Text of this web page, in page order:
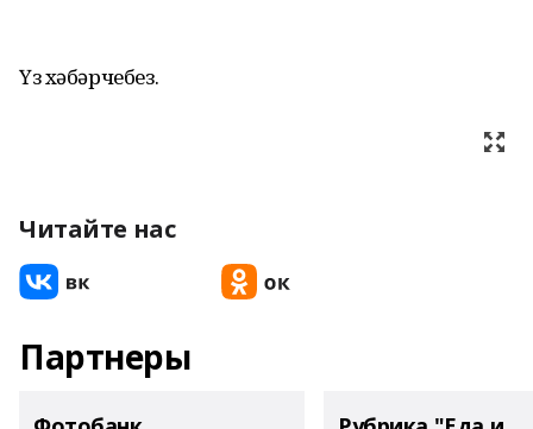
Үз хәбәрчебез.
Читайте нас
Партнеры